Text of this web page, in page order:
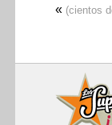
« (cientos